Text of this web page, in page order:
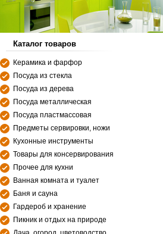
Каталог товаров
Керамика и фарфор
Посуда из стекла
Посуда из дерева
Посуда металлическая
Посуда пластмассовая
Предметы сервировки, ножи
Кухонные инструменты
Товары для консервирования
Прочее для кухни
Ванная комната и туалет
Баня и сауна
Гардероб и хранение
Пикник и отдых на природе